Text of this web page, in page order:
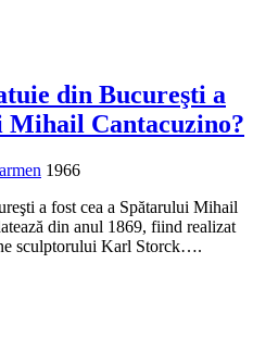
din Bucureşti a
Mihail Cantacuzino?
1966
a fost cea a Spătarului Mihail
din anul 1869, fiind realizat
sculptorului Karl Storck….